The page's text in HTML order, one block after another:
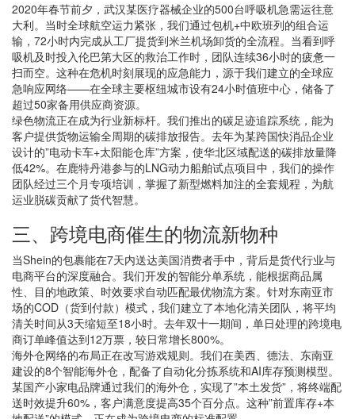
2020年春节前夕，武汉某医疗器械企业的500台呼吸机急需运往意
大利。当时全球航空运力紧张，我们通过包机+中欧班列的组合运
输，72小时内完成从工厂提货到米兰机场卸货的全流程。当看到呼
吸机及时投入伦巴第大区的救治工作时，团队连续36小时的疲惫一
扫而空。这种在危机时刻展现的应急能力，源于我们建立的全球应
急响应网络——在全球主要枢纽城市设有24小时值班中心，储备了
超过50家备用供应商资源。
绿色物流正在成为行业新标杆。我们推出的碳足迹追踪系统，能为
客户提供货物运输全周期的碳排放报告。去年为某跨国快消品企业
设计的”电动卡车+太阳能仓库”方案，使华北区域配送的碳排放量降
低42%。在鹿特丹港参与的LNG动力船舶试点项目中，我们的操作
团队经过三个月专项培训，掌握了新型燃料加注的全套规程，为航
运业脱碳贡献了货代智慧。
三、跨境电商催生的物流新物种
当Shein的包裹能在7天内送达美国消费者手中，背后是货代行业与
电商平台的深度融合。我们开发的智能分单系统，能根据商品属
性、目的地政策、时效要求自动匹配最优物流方案。针对东南亚市
场的COD（货到付款）模式，我们建立了本地化清关团队，将平均
清关时间从3天缩短至18小时。去年双十一期间，单日处理的跨境电
商订单峰值达到12万票，较日常增长800%。
海外仓网络的布局正在改写游戏规则。我们在美西、德法、东南亚
建设的8个智能海外仓，配备了自动化分拣系统和AI库存预测模型。
某国产小家电品牌通过我们的海外仓，实现了”本土发货”，将终端配
送时效提升60%，客户满意度提高35个百分点。这种”前置库存+本